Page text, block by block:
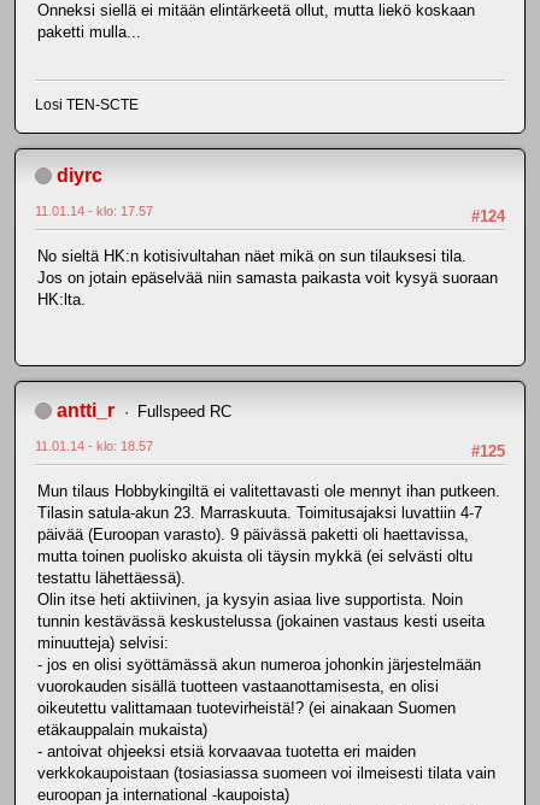
Onneksi siellä ei mitään elintärkeetä ollut, mutta liekö koskaan
paketti mulla...
Losi TEN-SCTE
diyrc
#124
11.01.14 - klo: 17.57
No sieltä HK:n kotisivultahan näet mikä on sun tilauksesi tila.
Jos on jotain epäselvää niin samasta paikasta voit kysyä suoraan
HK:lta.
antti_r Fullspeed RC
#125
11.01.14 - klo: 18.57
Mun tilaus Hobbykingiltä ei valitettavasti ole mennyt ihan putkeen.
Tilasin satula-akun 23. Marraskuuta. Toimitusajaksi luvattiin 4-7
päivää (Euroopan varasto). 9 päivässä paketti oli haettavissa,
mutta toinen puolisko akuista oli täysin mykkä (ei selvästi oltu
testattu lähettäessä).
Olin itse heti aktiivinen, ja kysyin asiaa live supportista. Noin
tunnin kestävässä keskustelussa (jokainen vastaus kesti useita
minuutteja) selvisi:
- jos en olisi syöttämässä akun numeroa johonkin järjestelmään
vuorokauden sisällä tuotteen vastaanottamisesta, en olisi
oikeutettu valittamaan tuotevirheistä!? (ei ainakaan Suomen
etäkauppalain mukaista)
- antoivat ohjeeksi etsiä korvaavaa tuotetta eri maiden
verkkokaupoistaan (tosiasiassa suomeen voi ilmeisesti tilata vain
euroopan ja international -kaupoista)